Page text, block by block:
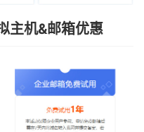
主机&邮箱优惠